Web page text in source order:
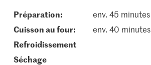
Préparation:
env. 45 minutes
cuisson au four:
env. 40 minutes
refroidissement
séchage